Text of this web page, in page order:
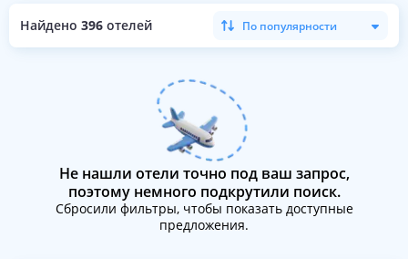
Найдено 396 отелей По популярности
Не нашли отели точно под ваш запрос,
поэтому немного подкрутили поиск.
Сбросили фильтры, чтобы показать доступные
предложения.